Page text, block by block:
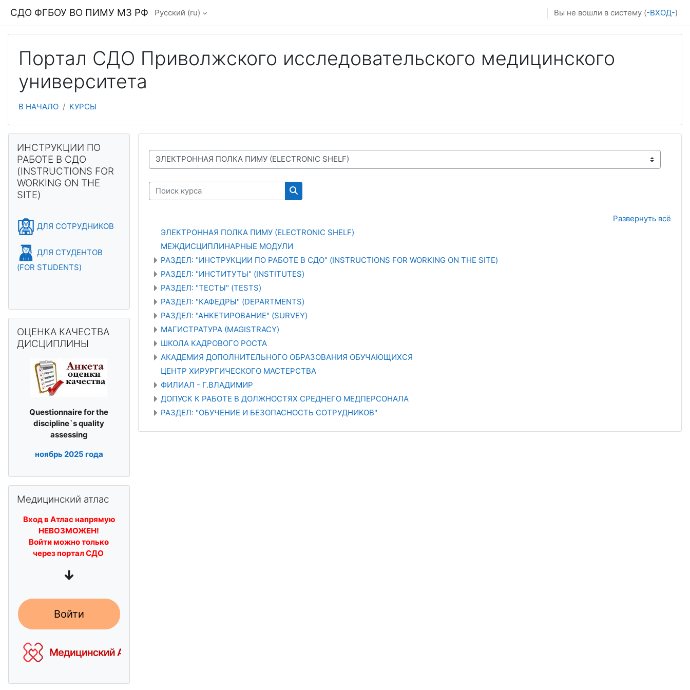
СДО ФГБОУ ВО ПИМУ МЗ РФ Русский ‎(ru)‎ Вы не вошли в систему (-ВХОД-)
Портал СДО Приволжского исследовательского медицинского
университета
В НАЧАЛО КУРСЫ
СПИСОК ДОСТУПНЫХ КАФЕДР И ТЕСТОВ
Поиск курса
Поиск курса
Развернуть всё
ЭЛЕКТРОННАЯ ПОЛКА ПИМУ (ELECTRONIC SHELF)
МЕЖДИСЦИПЛИНАРНЫЕ МОДУЛИ
РАЗДЕЛ: "ИНСТРУКЦИИ ПО РАБОТЕ В СДО" (INSTRUCTIONS FOR WORKING ON THE SITE)
РАЗДЕЛ: "ИНСТИТУТЫ" (INSTITUTES)
РАЗДЕЛ: "ТЕСТЫ" (TESTS)
РАЗДЕЛ: "КАФЕДРЫ" (DEPARTMENTS)
РАЗДЕЛ: "АНКЕТИРОВАНИЕ" (SURVEY)
МАГИСТРАТУРА (MAGISTRACY)
ШКОЛА КАДРОВОГО РОСТА
АКАДЕМИЯ ДОПОЛНИТЕЛЬНОГО ОБРАЗОВАНИЯ ОБУЧАЮЩИХСЯ
ЦЕНТР ХИРУРГИЧЕСКОГО МАСТЕРСТВА
ФИЛИАЛ - Г.ВЛАДИМИР
ДОПУСК К РАБОТЕ В ДОЛЖНОСТЯХ СРЕДНЕГО МЕДПЕРСОНАЛА
РАЗДЕЛ: "ОБУЧЕНИЕ И БЕЗОПАСНОСТЬ СОТРУДНИКОВ"
Блоки
ИНСТРУКЦИИ ПО
РАБОТЕ В СДО
(INSTRUCTIONS FOR
WORKING ON THE
SITE)
ДЛЯ СОТРУДНИКОВ
ДЛЯ СТУДЕНТОВ
(FOR STUDENTS)
Пропустить ОЦЕНКА КАЧЕСТВА ДИСЦИПЛИНЫ
ОЦЕНКА КАЧЕСТВА
ДИСЦИПЛИНЫ
Questionnaire for the
discipline`squality
assessing
ноябрь2025 года
Медицинский атлас
Вход в Атлас напрямую
НЕВОЗМОЖЕН!
Войти можно только
через портал СДО
↓
Войти